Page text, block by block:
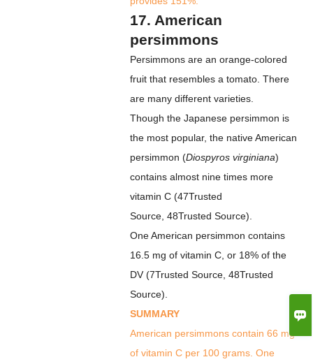

17. American
persimmons
Persimmonsare an orange-colored
fruit that resembles a tomato. There
are many different varieties.
Though the Japanese persimmon is
the most popular, the native American
persimmon (Diospyros virginiana)
contains almost nine times more
vitamin C (47Trusted
Source, 48Trusted Source).
One American persimmon contains
16.5 mg of vitamin C, or 18% of the
DV (7Trusted Source, 48Trusted
Source).
SUMMARY
American persimmons contain 66 mg
of vitamin C per 100 grams. One